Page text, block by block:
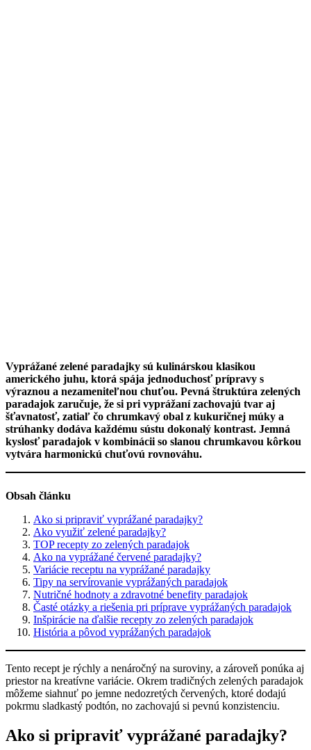
Vyprážané zelené paradajky sú kulinárskou klasikou
amerického juhu, ktorá spája jednoduchosť prípravy s
výraznou a nezameniteľnou chuťou. Pevná štruktúra zelených
paradajok zaručuje, že si pri vyprážaní zachovajú tvar aj
šťavnatosť, zatiaľ čo chrumkavý obal z kukuričnej múky a
strúhanky dodáva každému sústu dokonalý kontrast. Jemná
kyslosť paradajok v kombinácii so slanou chrumkavou kôrkou
vytvára harmonickú chuťovú rovnováhu.
Obsah článku
Ako si pripraviť vyprážané paradajky?
Ako využiť zelené paradajky?
TOP recepty zo zelených paradajok
Ako na vyprážané červené paradajky?
Variácie receptu na vyprážané paradajky
Tipy na servírovanie vyprážaných paradajok
Nutričné hodnoty a zdravotné benefity paradajok
Časté otázky a riešenia pri príprave vyprážaných paradajok
Inšpirácie na ďalšie recepty zo zelených paradajok
História a pôvod vyprážaných paradajok
Tento recept je rýchly a nenáročný na suroviny, a zároveň ponúka aj
priestor na kreatívne variácie. Okrem tradičných zelených paradajok
môžeme siahnuť po jemne nedozretých červených, ktoré dodajú
pokrmu sladkastý podtón, no zachovajú si pevnú konzistenciu.
Ako si pripraviť vyprážané paradajky?